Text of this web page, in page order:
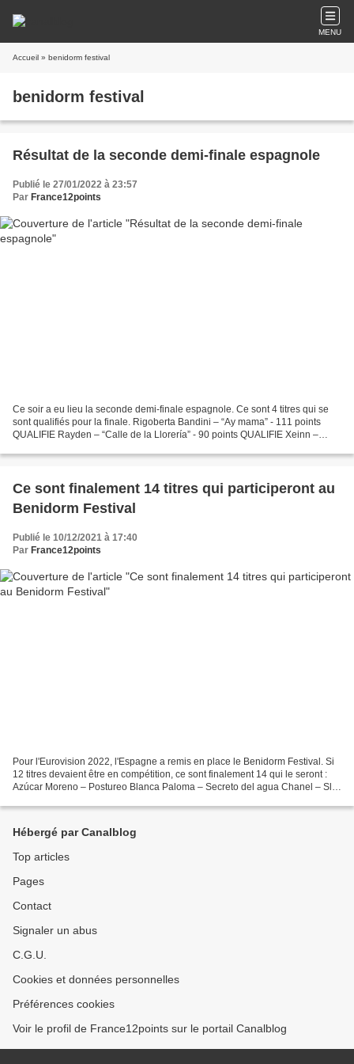
MENU
Accueil » benidorm festival
benidorm festival
Résultat de la seconde demi-finale espagnole
Publié le 27/01/2022 à 23:57
Par France12points
Ce soir a eu lieu la seconde demi-finale espagnole. Ce sont 4 titres qui se
sont qualifiés pour la finale. Rigoberta Bandini – “Ay mama” - 111 points
QUALIFIE Rayden – “Calle de la Llorería” - 90 points QUALIFIE Xeinn –
Ce sont finalement 14 titres qui participeront au
Benidorm Festival
Publié le 10/12/2021 à 17:40
Par France12points
Pour l'Eurovision 2022, l'Espagne a remis en place le Benidorm Festival. Si
12 titres devaient être en compétition, ce sont finalement 14 qui le seront :
Azúcar Moreno – Postureo Blanca Paloma – Secreto del agua Chanel – Slo
Hébergé par Canalblog
Top articles
Pages
Contact
Signaler un abus
C.G.U.
Cookies et données personnelles
Préférences cookies
Voir le profil de France12points sur le portail Canalblog